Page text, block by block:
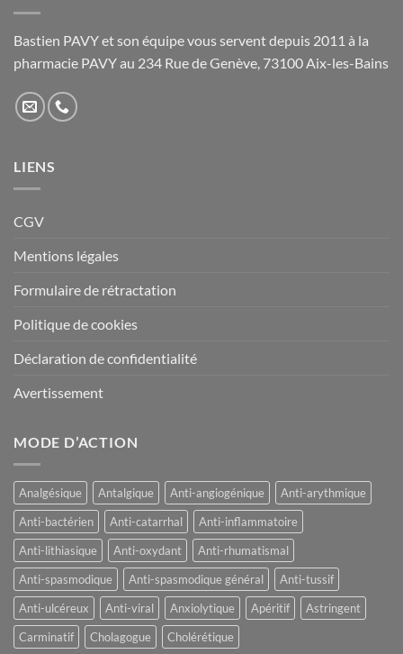
la
page
produit
la
page
Bastien PAVY et son équipe vous servent depuis 2011 à la
pharmacie PAVY au 234 Rue de Genève, 73100 Aix-les-Bains
LIENS
CGV
Mentions légales
Formulaire de rétractation
Politique de cookies
Déclaration de confidentialité
Avertissement
MODE D’ACTION
Analgésique Antalgique Anti-angiogénique
Anti-arythmique
Anti-bactérien
Anti-catarrhal
Anti-inflammatoire
Anti-lithiasique
Anti-oxydant
Anti-rhumatismal
Anti-spasmodique
Anti-spasmodique général
Anti-tussif
Anti-ulcéreux
Anti-viral Anxiolytique Apéritif
Astringent
Carminatif
Cholagogue
Cholérétique